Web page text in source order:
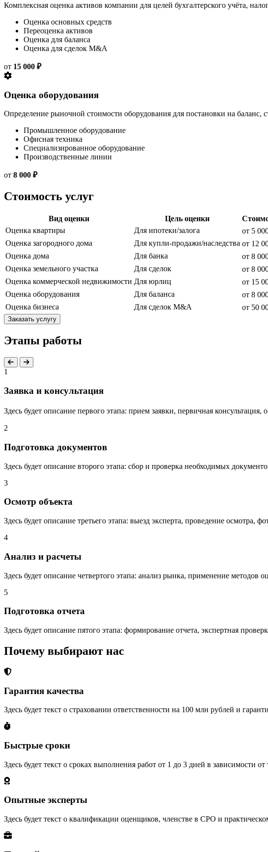
Комплексная оценка активов компании для целей бухгалтерского учёта,
Оценка основных средств
Переоценка активов
Оценка для баланса
Оценка для сделок M&A
от 15 000 ₽
Оценка оборудования
Определение рыночной стоимости оборудования для постановки на
Промышленное оборудование
Офисная техника
Специализированное оборудование
Производственные линии
от 8 000 ₽
Стоимость услуг
Вид оценки Цель оценки
Оценка квартиры
Для ипотеки/залога от 5
Оценка загородного дома
Для купли-продажи/наследства от 12
Оценка дома
Для банка от 8
Оценка земельного участка
Для сделок от 8
Оценка коммерческой недвижимости Для юрлиц от 15
Оценка оборудования
Для баланса от 8
Оценка бизнеса
Для сделок M&A от 50
Заказать услугу
Этапы работы
1
Заявка и консультация
Здесь будет описание первого этапа: прием заявки, первичная
2
Подготовка документов
Здесь будет описание второго этапа: сбор и проверка необходимых
3
Осмотр объекта
Здесь будет описание третьего этапа: выезд эксперта, проведение осмотра,
4
Анализ и расчеты
Здесь будет описание четвертого этапа: анализ рынка, применение методов
5
Подготовка отчета
Здесь будет описание пятого этапа: формирование отчета, экспертная
Почему выбирают нас
Гарантия качества
Здесь будет текст о страховании ответственности на 100 млн рублей и
Быстрые сроки
Здесь будет текст о сроках выполнения работ от 1 до 3 дней в зависимости от
Опытные эксперты
Здесь будет текст о квалификации оценщиков, членстве в СРО и